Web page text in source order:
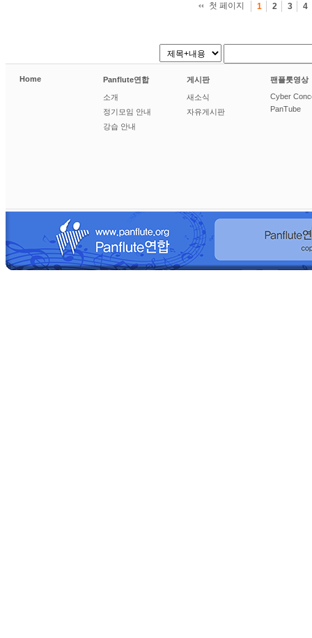
첫 페이지 1 2 3 4
Home Panflute연합
소개
정기모임 안내
강습 안내
게시판
새소식
자유게시판
팬플룻영상
Cyber
PanTube